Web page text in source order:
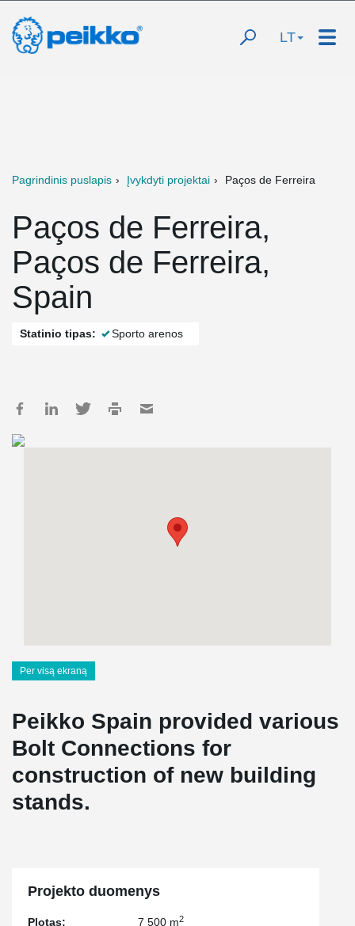
LT
Pagrindinis puslapis Įvykdyti projektai Paços de Ferreira
Paços de Ferreira,
Paços de Ferreira,
Spain
Statinio tipas: Sporto arenos
Per visą ekraną
Peikko Spain provided various
Bolt Connections for
construction of new building
stands.
Projekto duomenys
Plotas: 7 500 m2